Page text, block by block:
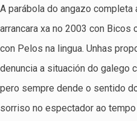
A parábola do angazo completa
arrancara xa no 2003 con Bicos
con Pelos na lingua. Unhas
denuncia a situación do galego
pero sempre dende o sentido
sorriso no espectador ao